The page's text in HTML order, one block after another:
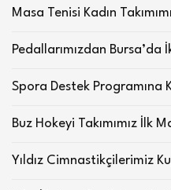
Masa Tenisi Kadın
Pedallarımızdan Bursa’da
Spora Destek Programına
Buz Hokeyi Takımımız İlk
Yıldız Cimnastikçilerimiz